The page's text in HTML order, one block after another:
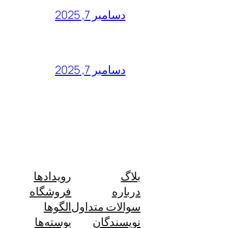
دسامبر 7, 2025
دسامبر 7, 2025
بلاگ
درباره
سوالات متداول
نویسندگان
رویدادها
فروشگاه
الگوها
پوسته‌ها